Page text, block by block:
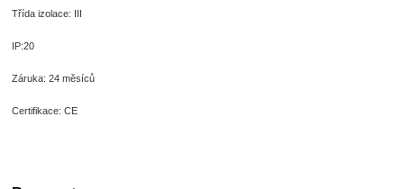
Třída izolace: III
IP:20
Záruka: 24 měsíců
Certifikace: CE